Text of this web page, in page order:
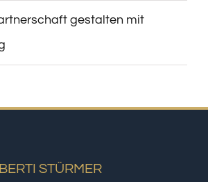
gestalten mit
STÜRMER